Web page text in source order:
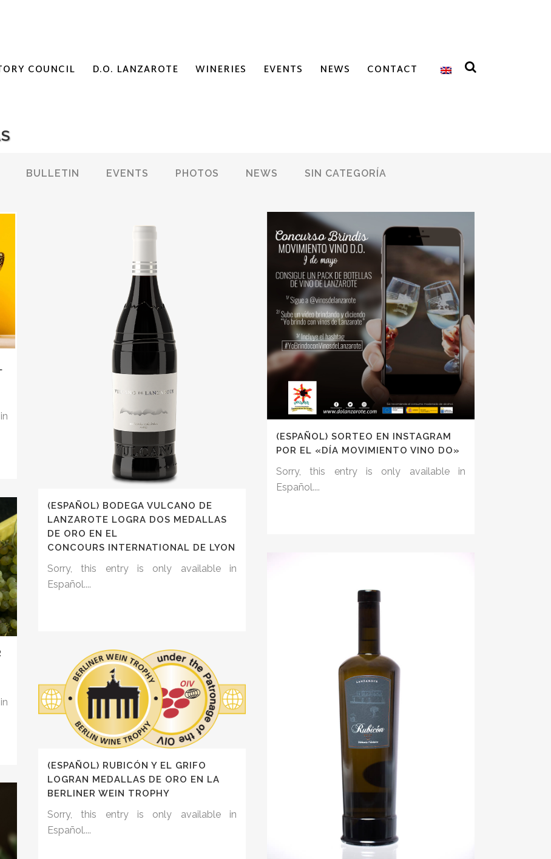
COUNCIL D.O. LANZAROTE WINERIES EVENTS NEWS CONTACT
BULLETIN EVENTS PHOTOS NEWS SIN CATEGORÍA
(ESPAÑOL) BODEGA VULCANO DE
LANZAROTE LOGRA DOS MEDALLAS
DE ORO EN EL
CONCOURS INTERNATIONAL DE LYON
Sorry, this entry is only available in
Español....
(ESPAÑOL) SORTEO EN INSTAGRAM
POR EL «DÍA MOVIMIENTO VINO DO»
Sorry, this entry is only available in
Español....
(ESPAÑOL) RUBICÓN Y EL GRIFO
LOGRAN MEDALLAS DE ORO EN LA
BERLINER WEIN TROPHY
Sorry, this entry is only available in
Español....